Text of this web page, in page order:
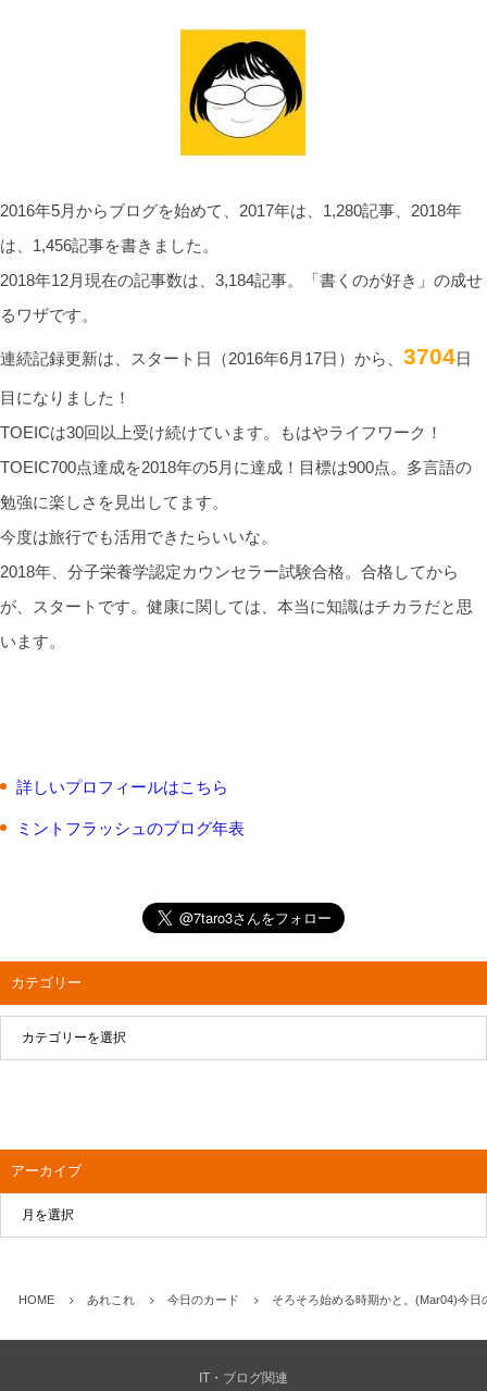
2016年5月からブログを始めて、2017年は、1,280記事、2018年
は、1,456記事を書きました。
2018年12月現在の記事数は、3,184記事。「書くのが好き」の成せ
るワザです。
連続記録更新は、スタート日（2016年6月17日）から、 3704日
目になりました！
TOEICは30回以上受け続けています。もはやライフワーク！
TOEIC700点達成を2018年の5月に達成！目標は900点。多言語の
勉強に楽しさを見出してます。
今度は旅行でも活用できたらいいな。
2018年、分子栄養学認定カウンセラー試験合格。合格してから
が、スタートです。健康に関しては、本当に知識はチカラだと思
います。
詳しいプロフィールはこちら
ミントフラッシュのブログ年表
カテゴリー
アーカイブ
HOME あれこれ 今日のカード そろそろ始める時期かと。(Mar04)今日
IT・ブログ関連